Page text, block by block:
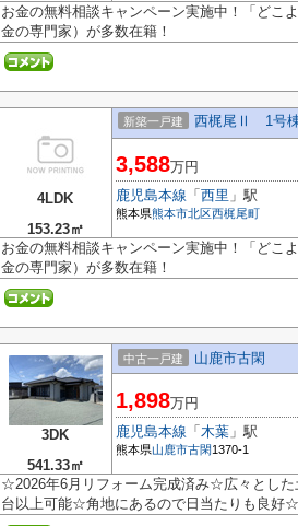
お金の無料相談キャンペーン実施中！「どこ
金の専門家）が多数在籍！
4LDK
153.23㎡
新築一戸建 西梶尾Ⅱ 1号
3,588万円
鹿児島本線 「 西里 」駅
熊本県熊本市北区西梶尾町
お金の無料相談キャンペーン実施中！「どこ
金の専門家）が多数在籍！
3DK
541.33㎡
中古一戸建 山鹿市古閑
1,898万円
鹿児島本線 「 木葉 」駅
熊本県山鹿市古閑1370-1
☆2026年6月リフォーム完成済み☆広々とし
台以上可能☆角地にあるので日当たりも良好